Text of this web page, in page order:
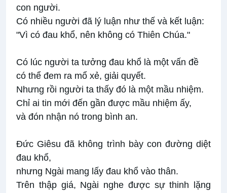
con người.
Có nhiều người đã lý luận như thế và kết luận:
"Vì có đau khổ, nên không có Thiên Chúa."
Có lúc người ta tưởng đau khổ là một vấn đề
có thể đem ra mổ xẻ, giải quyết.
Nhưng rồi người ta thấy đó là một mầu nhiệm.
Chỉ ai tin mới đến gần được mầu nhiệm ấy,
và đón nhận nó trong bình an.
Ðức Giêsu đã không trình bày con đường diệt
đau khổ,
nhưng Ngài mang lấy đau khổ vào thân.
Trên thập giá, Ngài nghe được sự thinh lặng